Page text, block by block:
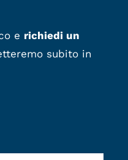
e richiedi un
subito in